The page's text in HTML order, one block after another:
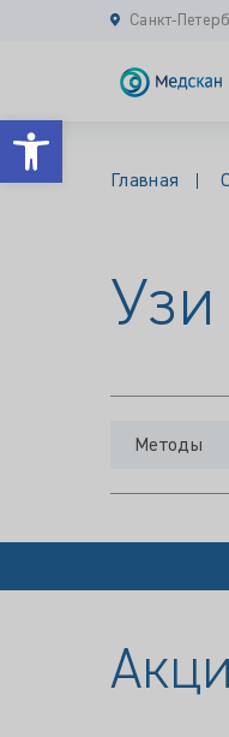
Открыть панель инструментов
Санкт-
Главная
Методы